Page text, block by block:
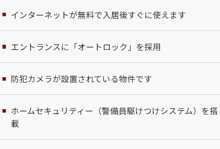
インターネットが無料で入居後すぐに使えます
エントランスに「オートロック」を採用
防犯カメラが設置されている物件です
ホームセキュリティー（警備員駆けつけシステム）を搭
載